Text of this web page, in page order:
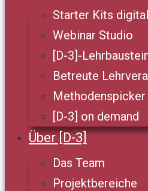
Starter Kits
Webinar Studio
[D-3]-
Betreute
Methodenspicker
[D-3] on demand
Über [D-3]
Das Team
Projektbereiche